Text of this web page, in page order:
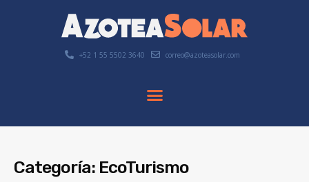
+52 1 55 5502 3640 correo@azoteasolar.com
Categoría: EcoTurismo